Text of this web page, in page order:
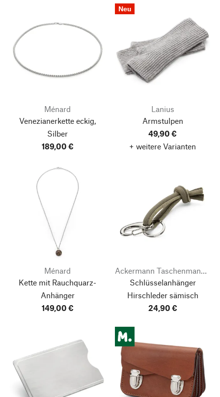
Ménard
Venezianerkette eckig,
Silber
189,00 €
Neu
Lanius
Armstulpen
49,90 €
+ weitere Varianten
Ménard
Kette mit Rauchquarz-
Anhänger
149,00 €
Ackermann Taschenmanufaktur
Schlüsselanhänger
Hirschleder sämisch
24,90 €